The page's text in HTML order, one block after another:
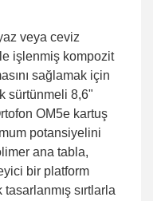
veya ceviz
işlenmiş kompozit
sağlamak için
sürtünmeli 8,6"
OM5e kartuş
potansiyelini
ana tabla,
bir platform
sırtlarla